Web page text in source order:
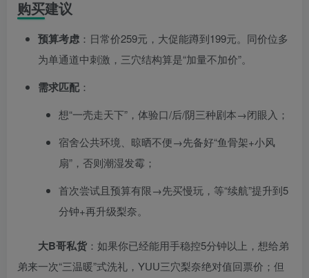
购买建议
预算考虑 ：日常价259元，大促能蹲到199元。同价位多
为单通道中刺激，三穴结构算是“加量不加价”。
需求匹配：
想“一壳走天下”，体验口/后/阴三种剧本→闭眼入；
宿舍公共环境、晾晒不便→先备好“鱼骨架+小风
扇”，否则潮湿发霉；
首次尝试且预算有限→先买慢玩，等“续航”提升到5
分钟+再升级梨奈。
大B哥私货 ：如果你已经能用手稳控5分钟以上，想给弟
弟来一次“三温暖”式洗礼，YUU三穴梨奈绝对值回票价；但